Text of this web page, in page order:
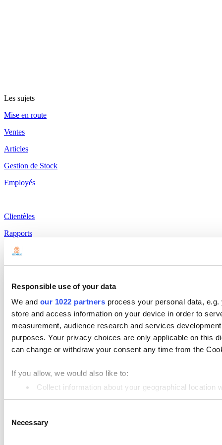
Responsible use of your data
We and our 1022 partners process your personal data,
store and access information on your device in order to
measurement, audience research and services
purposes. Your privacy choices are only applicable on this
can change or withdraw your consent any time from the
If you allow, we would also like to:
Collect information about your geographical
Identify your device by actively scanning it for
Selection
Necessary
Les sujets
Mise en route
Ventes
Articles
Gestion de Stock
Employés
Clientèles
Rapports
Paramètres
Matériel
Paiements
Logiciel de Caisse
Loyverse POS
Dashboard
Système d’affichage cuisine
Gestion de Stock
Gestion des Employés
Ressources